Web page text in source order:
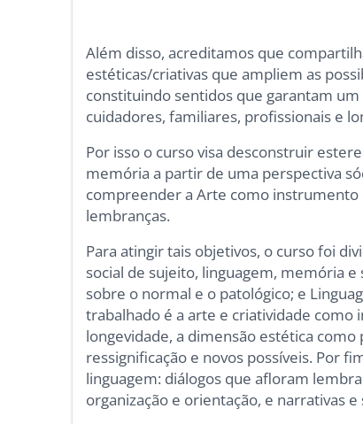
Além disso, acreditamos que
estéticas/criativas que ampliem as
constituindo sentidos que garantam
cuidadores, familiares, profissionais e
Por isso o curso visa desconstruir
memória a partir de uma perspectiva
compreender a Arte como
lembranças.
Para atingir tais objetivos, o curso foi
social de sujeito, linguagem, memória
sobre o normal e o patológico; e
trabalhado é a arte e criatividade
longevidade, a dimensão estética
ressignificação e novos possíveis. Por
linguagem: diálogos que afloram
organização e orientação, e narrativas